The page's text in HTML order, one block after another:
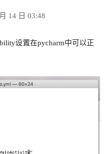
14 日 03:48
设置在pycharm中可以正